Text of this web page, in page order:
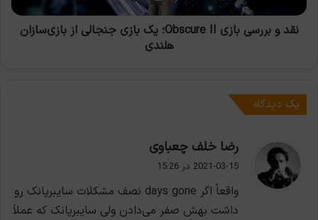
جنجالی
نقد و بررسی بازی Obscure II؛ یک بازی جنجالی از بازی‌سازان
هلندی
یک دیدگاه
رضا خلف چعباوی
:
2021-03-15 در 15:26
واقعاً اگر days gone نصف مشکلات سایبرپانک رو
داشت بهش صفر می‌دادن ولی سایبرپانک که عملاً